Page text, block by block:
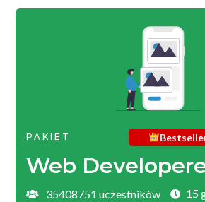
PAKIET
Web
35408751 uczestników 15